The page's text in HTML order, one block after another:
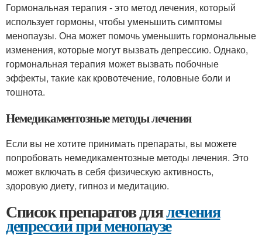
Гормональная терапия - это метод лечения, который
использует гормоны, чтобы уменьшить симптомы
менопаузы. Она может помочь уменьшить гормональные
изменения, которые могут вызвать депрессию. Однако,
гормональная терапия может вызвать побочные
эффекты, такие как кровотечение, головные боли и
тошнота.
Немедикаментозные методы лечения
Если вы не хотите принимать препараты, вы можете
попробовать немедикаментозные методы лечения. Это
может включать в себя физическую активность,
здоровую диету, гипноз и медитацию.
Список препаратов длялечения
депрессии при менопаузе